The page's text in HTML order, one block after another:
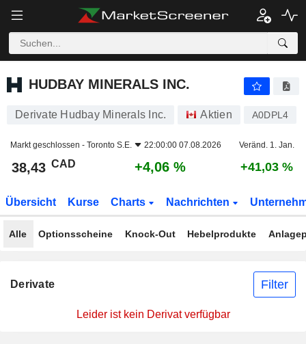
HUDBAY MINERALS INC.
HUDBAY MINERALS INC.
Derivate Hudbay Minerals Inc. Aktien A0DPL4
Markt geschlossen - Toronto S.E. 22:00:00 07.08.2026 Veränd. 1. Jan.
38,43 CAD +4,06 % +41,03 %
Übersicht Kurse Charts Nachrichten
Alle Optionsscheine Knock-Out Hebelprodukte
Derivate Filter
Leider ist kein Derivat verfügbar